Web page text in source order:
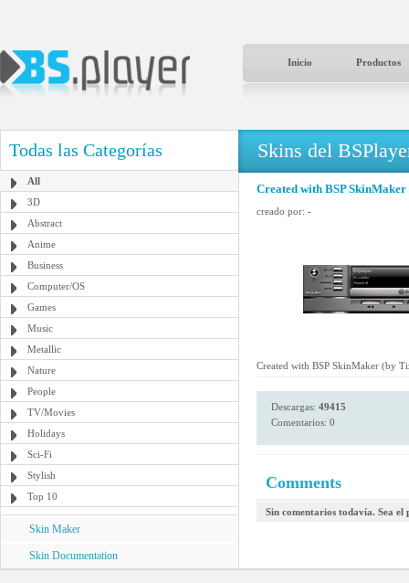
Inicio Productos
Todas las Categorías
All
3D
Abstract
Anime
Business
Computer/OS
Games
Music
Metallic
Nature
People
TV/Movies
Holidays
Sci-Fi
Stylish
Top 10
Skin Maker
Skin Documentation
Skins del
Created with BSP
creado por: -
Created with BSP SkinMaker (by
Descargas: 49415
Comentarios: 0
Comments
Sin comentarios todavía. Sea